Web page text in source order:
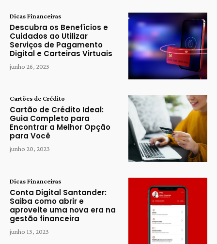
Dicas Financeiras
Descubra os Benefícios e
Cuidados ao Utilizar
Serviços de Pagamento
Digital e Carteiras Virtuais
junho 26, 2023
Cartões de Crédito
Cartão de Crédito Ideal:
Guia Completo para
Encontrar a Melhor Opção
para Você
junho 20, 2023
Dicas Financeiras
Conta Digital Santander:
Saiba como abrir e
aproveite uma nova era na
gestão financeira
junho 13, 2023